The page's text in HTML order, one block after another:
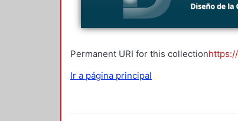
Permanent URI for this collection
Ir a página principal